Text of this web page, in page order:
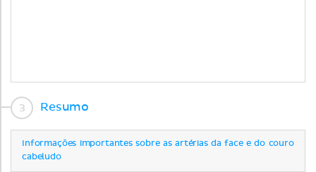
Resumo
Informações importantes sobre as artérias da face e do couro
cabeludo